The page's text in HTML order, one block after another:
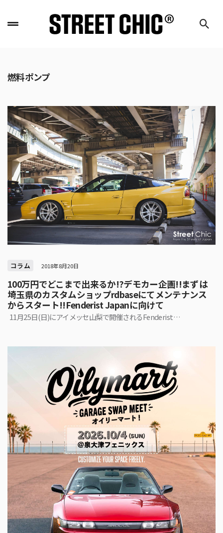
燃料ポンプ
コラム 2018年8月20日
100万円でどこまで出来るか!?デモカー企画!!まずは
埼玉県のカスタムショップrdbaseにてメンテナンス
からスタート!!Fenderist Japanに向けて
11月25日(日)にアイメッセ山梨で開催されるFenderist…